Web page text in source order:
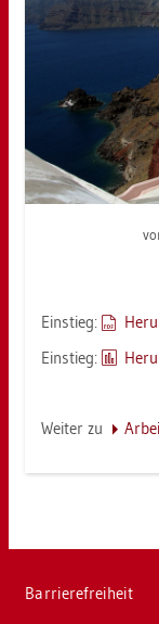
Ein­stieg:
Ein­stieg:
Wei­ter zu
Bar­rie­re­frei­heit